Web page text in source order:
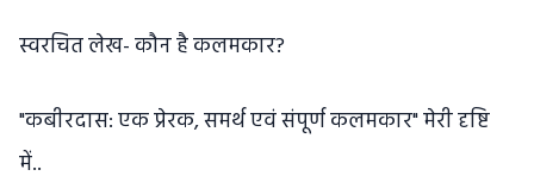
स्वरचित लेख- कौन है कलमकार?
"कबीरदास: एक प्रेरक, समर्थ एवं संपूर्ण कलमकार" मेरी दृष्टि
में..